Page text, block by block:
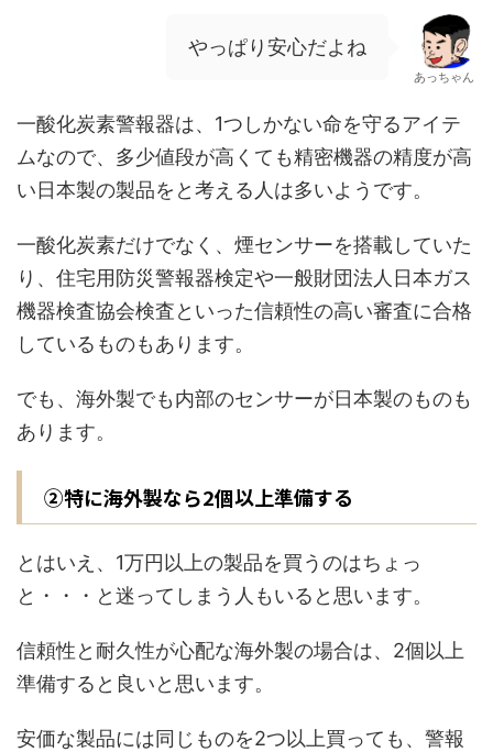
やっぱり安心だよね
あっちゃん
一酸化炭素警報器は、1つしかない命を守るアイテ
ムなので、多少値段が高くても精密機器の精度が高
い日本製の製品をと考える人は多いようです。
一酸化炭素だけでなく、煙センサーを搭載していた
り、住宅用防災警報器検定や一般財団法人日本ガス
機器検査協会検査といった信頼性の高い審査に合格
しているものもあります。
でも、海外製でも内部のセンサーが日本製のものも
あります。
②特に海外製なら2個以上準備する
とはいえ、1万円以上の製品を買うのはちょっ
と・・・と迷ってしまう人もいると思います。
信頼性と耐久性が心配な海外製の場合は、2個以上
準備すると良いと思います。
安価な製品には同じものを2つ以上買っても、警報